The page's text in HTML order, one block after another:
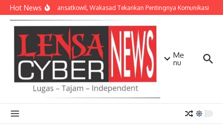
Lewati ke konten
Hot NewsBekali Dansatkowil, Wakasad Tekankan Pentingnya Komunikasi
Me
nu